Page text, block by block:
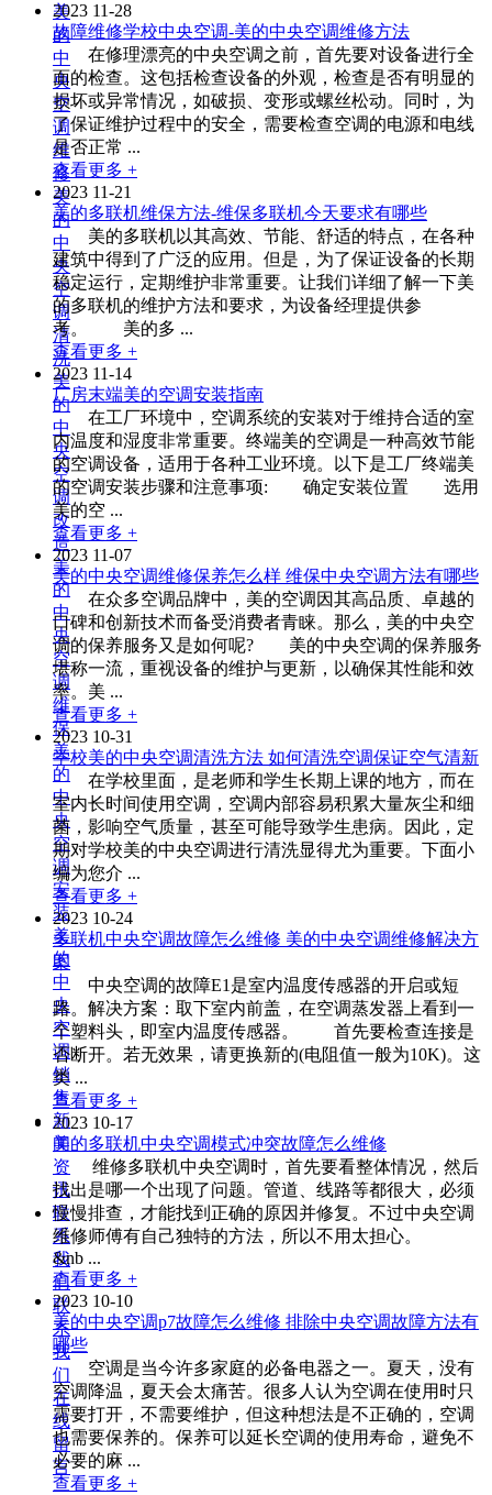
美
的
中
央
空
调
维
修
美
的
中
央
空
调
清
洗
美
的
中
央
空
调
改
造
美
的
中
央
空
调
维
保
美
的
中
央
空
调
安
装
美
的
中
央
空
调
销
售
新
闻
资
讯
联
系
我
们
联
系
我
们
在
线
留
言
2023 11-28
故障维修学校中央空调-美的中央空调维修方法
在修理漂亮的中央空调之前，首先要对设备进行全
面的检查。这包括检查设备的外观，检查是否有明显的
损坏或异常情况，如破损、变形或螺丝松动。同时，为
了保证维护过程中的安全，需要检查空调的电源和电线
是否正常 ...
查看更多 +
2023 11-21
美的多联机维保方法-维保多联机今天要求有哪些
美的多联机以其高效、节能、舒适的特点，在各种
建筑中得到了广泛的应用。但是，为了保证设备的长期
稳定运行，定期维护非常重要。让我们详细了解一下美
的多联机的维护方法和要求，为设备经理提供参
考。 美的多 ...
查看更多 +
2023 11-14
厂房末端美的空调安装指南
在工厂环境中，空调系统的安装对于维持合适的室
内温度和湿度非常重要。终端美的空调是一种高效节能
的空调设备，适用于各种工业环境。以下是工厂终端美
的空调安装步骤和注意事项: 确定安装位置 选用
美的空 ...
查看更多 +
2023 11-07
美的中央空调维修保养怎么样 维保中央空调方法有哪些
在众多空调品牌中，美的空调因其高品质、卓越的
口碑和创新技术而备受消费者青睐。那么，美的中央空
调的保养服务又是如何呢? 美的中央空调的保养服务
堪称一流，重视设备的维护与更新，以确保其性能和效
率。美 ...
查看更多 +
2023 10-31
学校美的中央空调清洗方法 如何清洗空调保证空气清新
在学校里面，是老师和学生长期上课的地方，而在
室内长时间使用空调，空调内部容易积累大量灰尘和细
菌，影响空气质量，甚至可能导致学生患病。因此，定
期对学校美的中央空调进行清洗显得尤为重要。下面小
编为您介 ...
查看更多 +
2023 10-24
多联机中央空调故障怎么维修 美的中央空调维修解决方
案
中央空调的故障E1是室内温度传感器的开启或短
路。解决方案：取下室内前盖，在空调蒸发器上看到一
个塑料头，即室内温度传感器。 首先要检查连接是
否断开。若无效果，请更换新的(电阻值一般为10K)。这
类 ...
查看更多 +
2023 10-17
美的多联机中央空调模式冲突故障怎么维修
维修多联机中央空调时，首先要看整体情况，然后
找出是哪一个出现了问题。管道、线路等都很大，必须
慢慢排查，才能找到正确的原因并修复。不过中央空调
维修师傅有自己独特的方法，所以不用太担心。
&nb ...
查看更多 +
2023 10-10
美的中央空调p7故障怎么维修 排除中央空调故障方法有
哪些
空调是当今许多家庭的必备电器之一。夏天，没有
空调降温，夏天会太痛苦。很多人认为空调在使用时只
需要打开，不需要维护，但这种想法是不正确的，空调
也需要保养的。保养可以延长空调的使用寿命，避免不
必要的麻 ...
查看更多 +